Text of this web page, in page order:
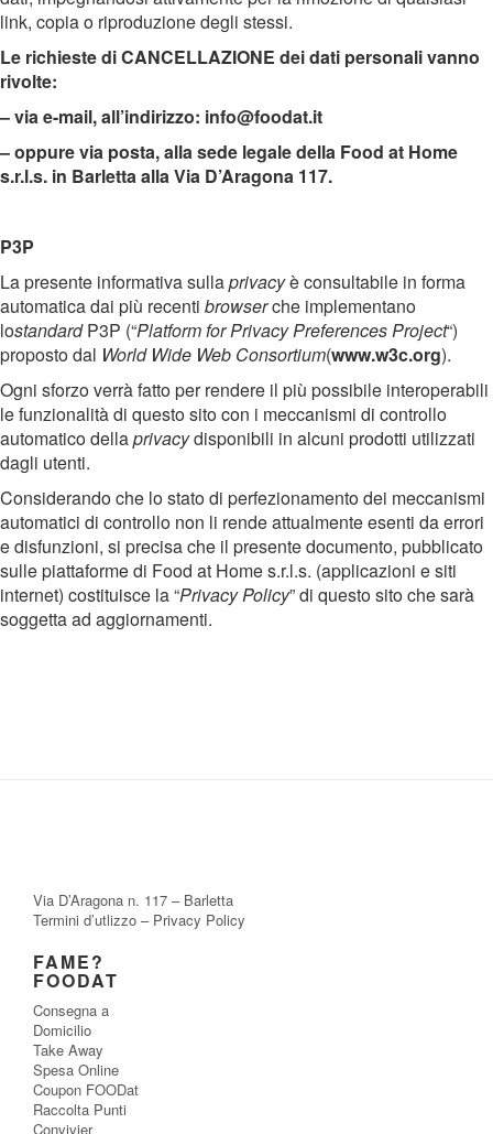
link, copia o riproduzione degli stessi.
Le richieste di CANCELLAZIONE dei dati personali vanno
rivolte:
– via e-mail, all’indirizzo: info@foodat.it
– oppure via posta, alla sede legale della Food at Home
s.r.l.s. in Barletta alla Via D’Aragona 117.
P3P
La presente informativa sullaprivacyè consultabile in forma
automatica dai più recenti browserche implementano
lostandardP3P (“Platform for Privacy Preferences Project“)
proposto dal World Wide Web Consortium(www.w3c.org).
Ogni sforzo verrà fatto per rendere il più possibile interoperabili
le funzionalità di questo sito con i meccanismi di controllo
automatico dellaprivacydisponibili in alcuni prodotti utilizzati
dagli utenti.
Considerando che lo stato di perfezionamento dei meccanismi
automatici di controllo non li rende attualmente esenti da errori
e disfunzioni, si precisa che il presente documento, pubblicato
sulle piattaforme di Food at Home s.r.l.s. (applicazioni e siti
internet) costituisce la “Privacy Policy” di questo sito che sarà
soggetta ad aggiornamenti.
Via D’Aragona n. 117 – Barletta
Termini d’utlizzo – Privacy Policy
FAME?
FOODAT
Consegna a
Domicilio
Take Away
Spesa Online
Coupon FOODat
Raccolta Punti
Convivier